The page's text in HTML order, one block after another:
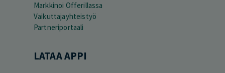
Markkinoi Offerillassa
Vaikuttajayhteistyö
Partneriportaali
LATAA APPI